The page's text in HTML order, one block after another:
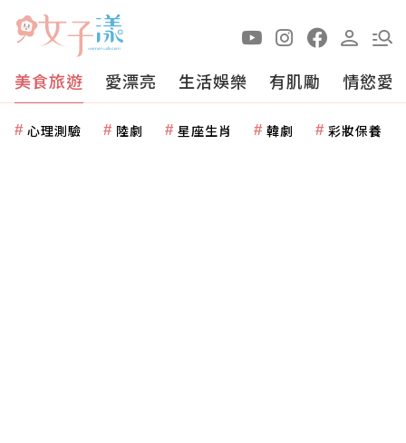
美食旅遊 愛漂亮 生活娛樂 有肌勵 情慾愛
心理測驗 陸劇 星座生肖 韓劇 彩妝保養